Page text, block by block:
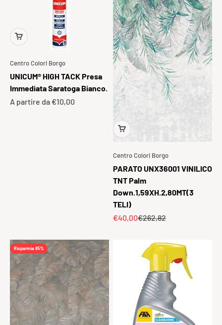
Centro Colori Borgo
UNICUM® HIGH TACK Presa
Immediata Saratoga Bianco.
Prezzo scontato
A partire da €10,00
Centro Colori Borgo
PARATO UNX36001 VINILICO
TNT Palm
Down.1,59XH.2,80MT(3
TELI)
Prezzo scontato
€40,00Prezzo
€262,82
Risparmia 85%